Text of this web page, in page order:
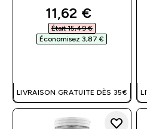
discounted price
11,62 €‎
Était 15,49 €‎
Économisez 3,87 €‎
LIVRAISON GRATUITE DÈS 35€